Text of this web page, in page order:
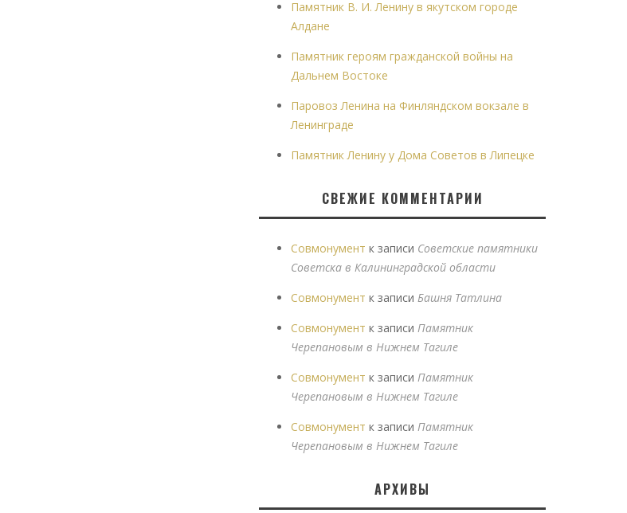
Памятник В. И. Ленину в якутском городе
Алдане
Памятник героям гражданской войны на
Дальнем Востоке
Паровоз Ленина на Финляндском вокзале в
Ленинграде
Памятник Ленину у Дома Советов в Липецке
СВЕЖИЕ КОММЕНТАРИИ
Совмонумент к записи Советские памятники
Советска в Калининградской области
Совмонумент к записи Башня Татлина
Совмонумент к записи Памятник
Черепановым в Нижнем Тагиле
Совмонумент к записи Памятник
Черепановым в Нижнем Тагиле
Совмонумент к записи Памятник
Черепановым в Нижнем Тагиле
АРХИВЫ